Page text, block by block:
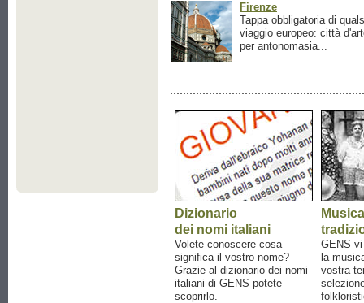
Firenze
Tappa obbligatoria di
viaggio europeo: città
per antonomasia...
Dizionario
dei nomi italiani
Volete conoscere cosa
significa il vostro nome?
Grazie al dizionario dei nomi
italiani di GENS potete
scoprirlo.
Musica
GENS
la
vostra